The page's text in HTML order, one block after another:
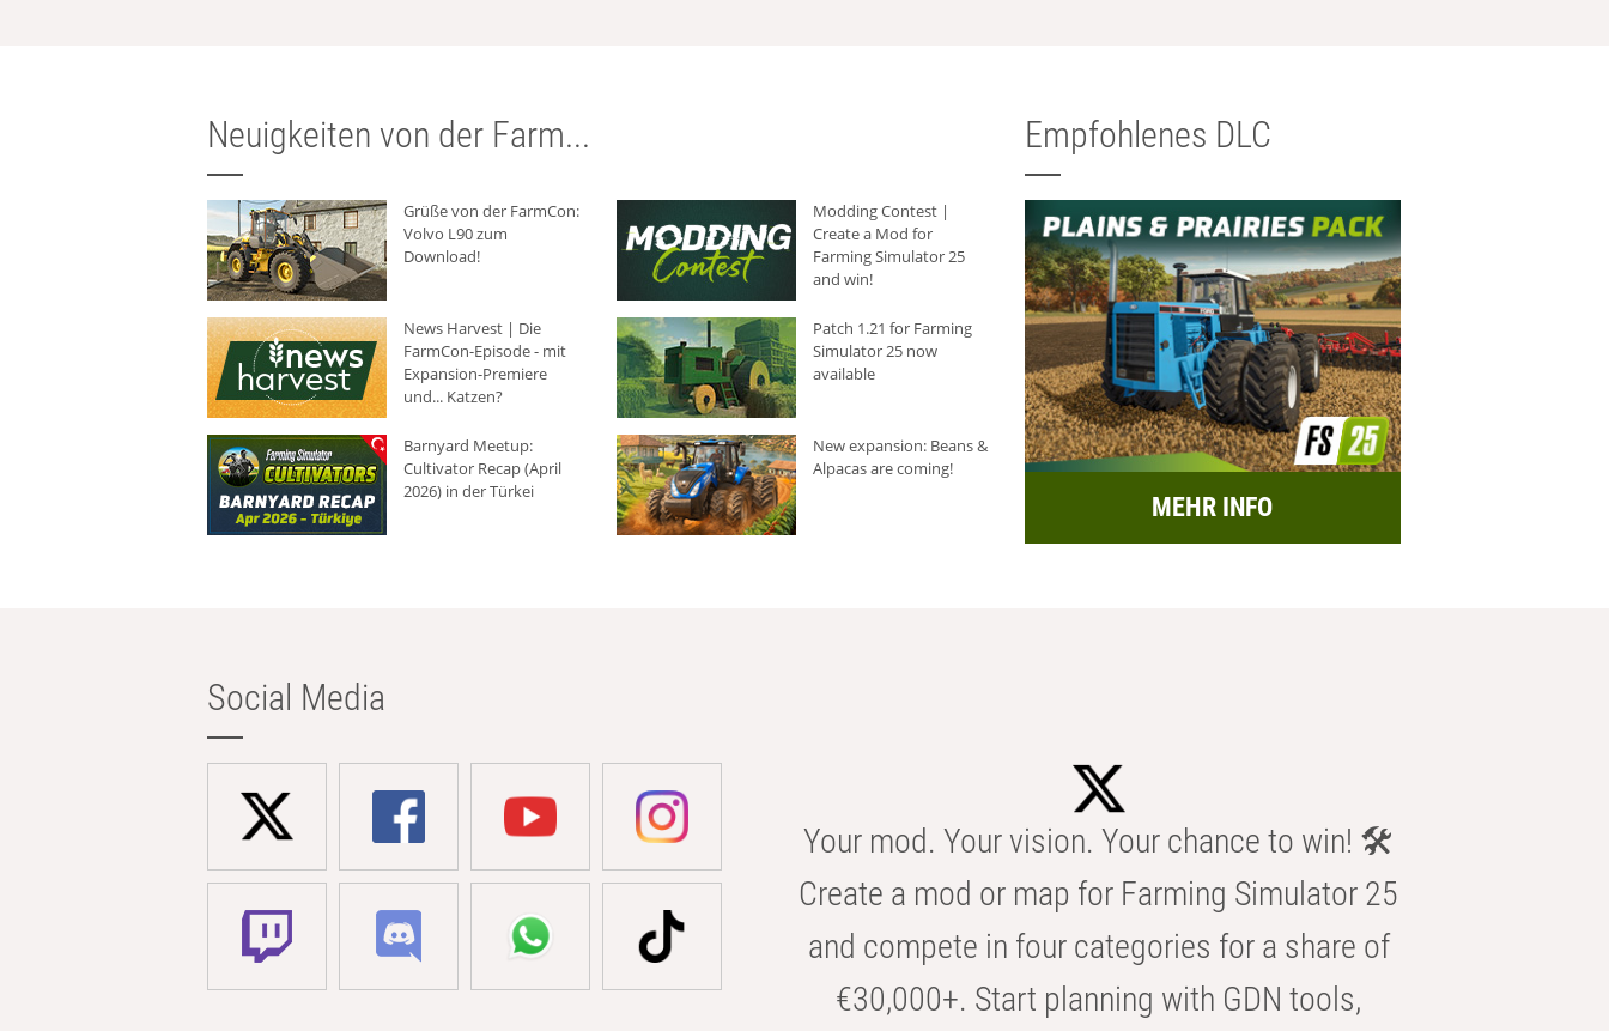
Neuigkeiten von der Farm...
Grüße von der FarmCon:
Volvo L90 zum
Download!
Modding Contest |
Create a Mod for
Farming Simulator 25
and win!
News Harvest | Die
FarmCon-Episode - mit
Expansion-Premiere
und... Katzen?
Patch 1.21 for Farming
Simulator 25 now
available
Barnyard Meetup:
Cultivator Recap (April
2026) in der Türkei
New expansion: Beans &
Alpacas are coming!
Empfohlenes DLC
MEHR INFO
Social Media
Your mod. Your vision. Your chance to win! 🛠️
Create a mod or map for Farming Simulator 25
and compete in four categories for a share of
€30,000+. Start planning with GDN tools,